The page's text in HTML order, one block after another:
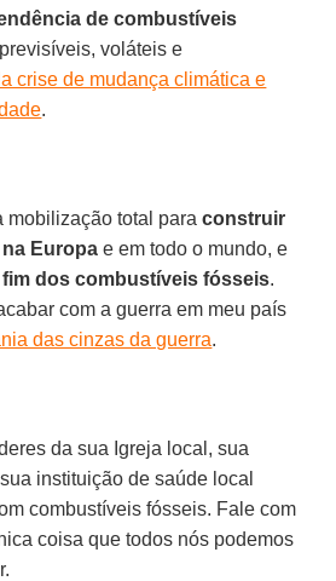
de combustíveis
voláteis e
crise de mudança climática e
.
mobilização total paraconstruir
Europa e em todo o mundo, e
fim dos combustíveis fósseis.
com a guerra em meu país
das cinzas da guerra.
da sua Igreja local, sua
instituição de saúde local
combustíveis fósseis. Fale com
coisa que todos nós podemos